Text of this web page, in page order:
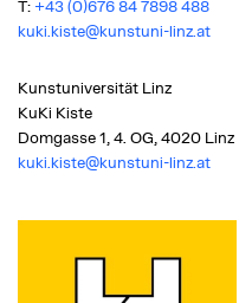
T: +43 (0)676 84 7898 488
kuki.kiste@kunstuni-linz.at
Kunstuniversität Linz
KuKi Kiste
Domgasse 1, 4. OG, 4020 Linz
kuki.kiste@kunstuni-linz.at